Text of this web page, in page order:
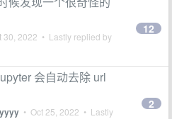
30, 2022 • Lastly replied by
12
会自动去除 url
• Oct 25, 2022 • Lastly
2